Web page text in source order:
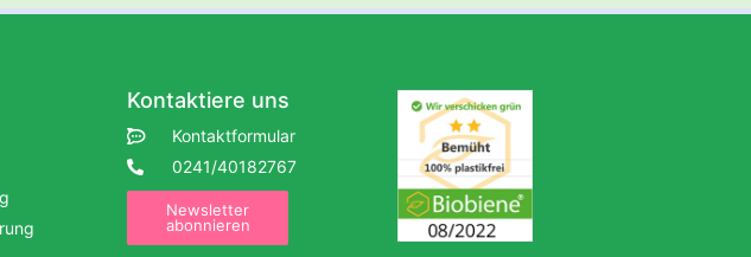
Kontaktiere uns
Kontaktformular
0241/40182767
Newsletter
abonnieren